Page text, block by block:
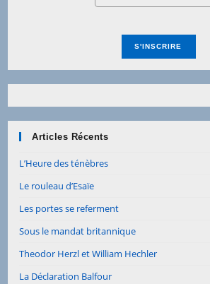
Articles Récents
L’Heure des ténèbres
Le rouleau d’Esaïe
Les portes se referment
Sous le mandat britannique
Theodor Herzl et William Hechler
La Déclaration Balfour